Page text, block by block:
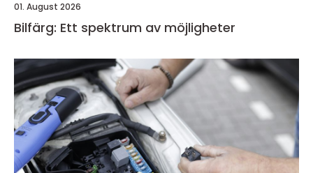
01. August 2026
Bilfärg: Ett spektrum av möjligheter